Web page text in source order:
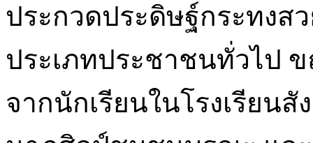
ประกวดประดิษฐ์กระทงส
ประเภทประชาชนทั่วไป
จากนักเรียนในโรงเรียน